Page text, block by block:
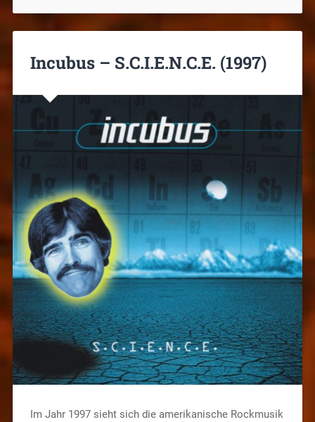
Incubus – S.C.I.E.N.C.E. (1997)
Im Jahr 1997 sieht sich die amerikanische Rockmusik